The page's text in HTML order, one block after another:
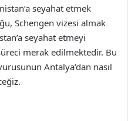
seyahat etmek
Schengen vizesi almak
seyahat etmeyi
merak edilmektedir. Bu
Antalya’dan nasıl